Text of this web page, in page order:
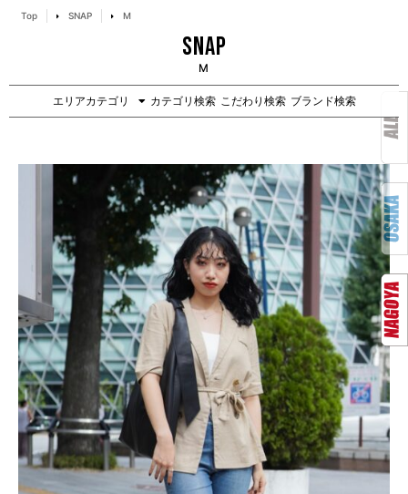
Top SNAP M
SNAP
M
エリアカテゴリ カテゴリ検索 こだわり検索 ブランド検索